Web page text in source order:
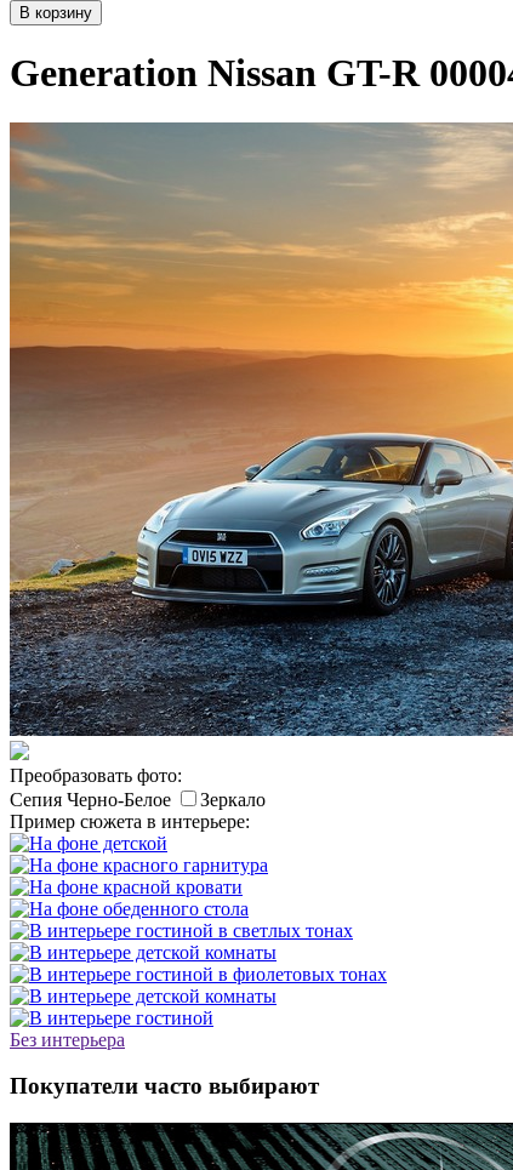
В корзину
Generation Nissan GT-R
Преобразовать фото:
Сепия Черно-Белое
Зеркало
Пример сюжета в интерьере:
Без интерьера
Покупатели часто выбирают